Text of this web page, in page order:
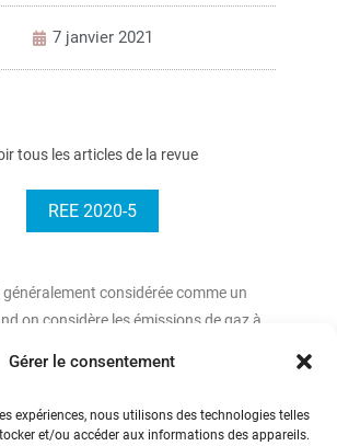
Gérer le consentement
expériences, nous utilisons des technologies telles
et/ou accéder aux informations des appareils.
7 janvier 2021
tous les articles de la revue
REE 2020-5
considérée comme un
on considère les émissions de gaz à
récemment par le Haut conseil pour